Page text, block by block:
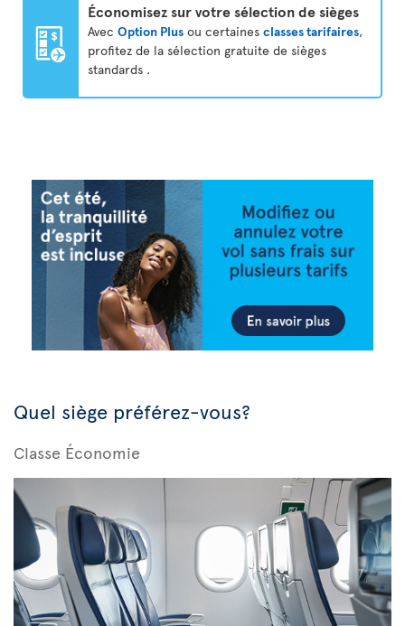
Économisez sur votre sélection de sièges
Avec Option Plus ou certaines classes tarifaires,
profitez de la sélection gratuite de sièges
standards .
Quel siège préférez-vous?
Classe Économie